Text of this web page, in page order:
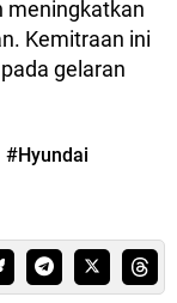
meningkatkan
Kemitraan ini
gelaran
#Hyundai